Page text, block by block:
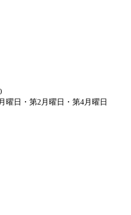
曜日・第2月曜日・第4月曜日